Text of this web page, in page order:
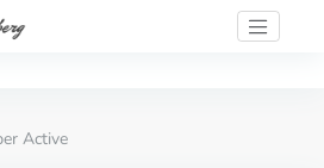
Active